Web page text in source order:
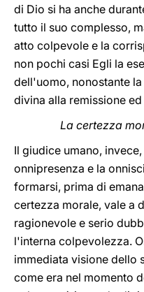
di Dio si ha anche
tutto il suo complesso,
atto colpevole e la
non pochi casi Egli la
dell'uomo, nonostante
divina alla remissione
La certezza
Il giudice umano,
onnipresenza e la
formarsi, prima di
certezza morale, vale a
ragionevole e serio
l'interna colpevolezza.
immediata visione dello
come era nel momento